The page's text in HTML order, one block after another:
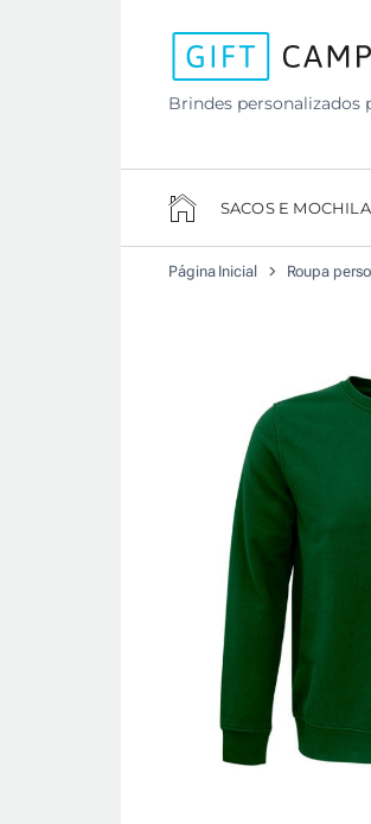
Brindes personalizados
SACOS E
Página Inicial Roupa